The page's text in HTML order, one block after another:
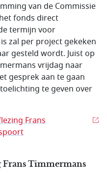
van de Commissie
fonds direct
termijn voor
zal per project gekeken
gesteld wordt. Juist op
vrijdag naar
gesprek aan te gaan
te geven over
Frans
Frans Timmermans